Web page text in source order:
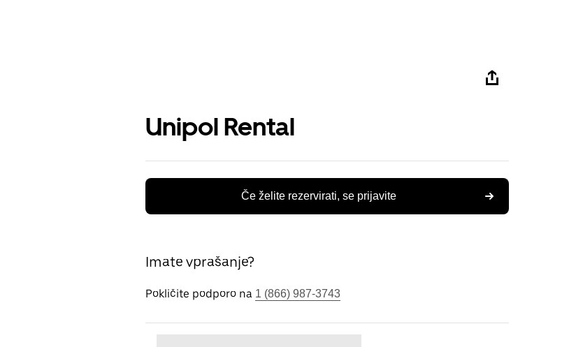
Unipol Rental
Če želite rezervirati, se prijavite
Imate vprašanje?
Pokličite podporo na 1 (866) 987-3743